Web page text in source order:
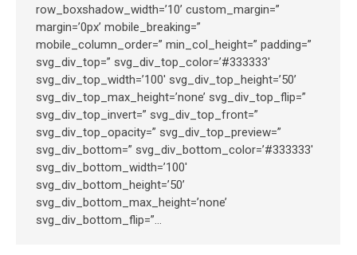
row_boxshadow_width=’10’ custom_margin=”
margin=’0px’ mobile_breaking=”
mobile_column_order=” min_col_height=” padding=”
svg_div_top=” svg_div_top_color=’#333333′
svg_div_top_width=’100′ svg_div_top_height=’50’
svg_div_top_max_height=’none’ svg_div_top_flip=”
svg_div_top_invert=” svg_div_top_front=”
svg_div_top_opacity=” svg_div_top_preview=”
svg_div_bottom=” svg_div_bottom_color=’#333333′
svg_div_bottom_width=’100′
svg_div_bottom_height=’50’
svg_div_bottom_max_height=’none’
svg_div_bottom_flip=”…